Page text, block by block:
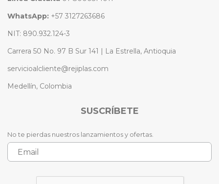
WhatsApp: +57 3127263686
NIT: 890.932.124-3
Carrera 50 No. 97 B Sur 141 | La Estrella, Antioquia
servicioalcliente@rejiplas.com
Medellín, Colombia
SUSCRÍBETE
No te pierdas nuestros lanzamientos y ofertas.